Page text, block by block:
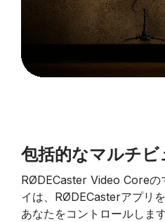
包括的なマルチビ
RØDECaster Video Coreの
イは、RØDECasterアプリ
あなたをコントロールしま